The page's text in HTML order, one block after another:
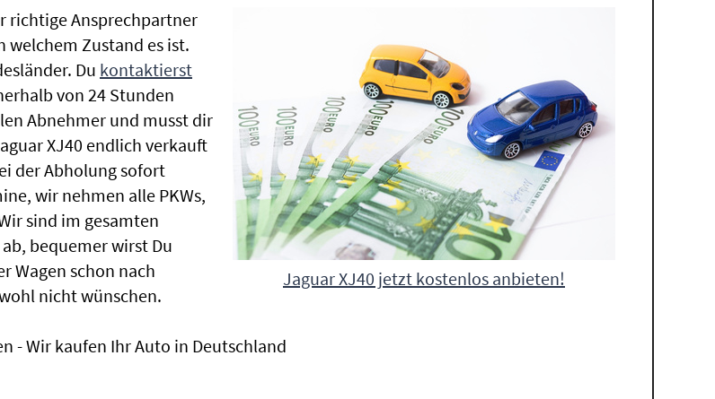
Jaguar XJ40 jetzt kostenlos anbieten!
richtige Ansprechpartner
welchem Zustand es ist.
Du kontaktierst
von 24 Stunden
Abnehmer und musst dir
XJ40 endlich verkauft
der Abholung sofort
wir nehmen alle PKWs,
sind im gesamten
bequemer wirst Du
Wagen schon nach
nicht wünschen.
- Wir kaufen Ihr Auto in Deutschland